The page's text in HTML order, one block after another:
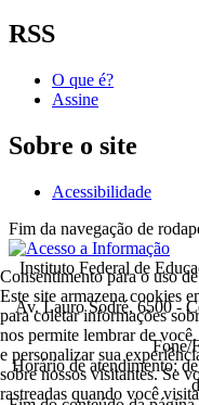
RSS
O que é?
Assine
Sobre o site
Acessibilidade
Fim da navegação de
Instituto Federal de
Av. Lauro Sodré, 6500 -
Fone/
Horário de atendimento:
Consentimento para o uso
Este site armazena cookies
para coletar informações
nos permite lembrar de
e personalizar sua
sobre nossos visitantes. Se
rastreadas quando você